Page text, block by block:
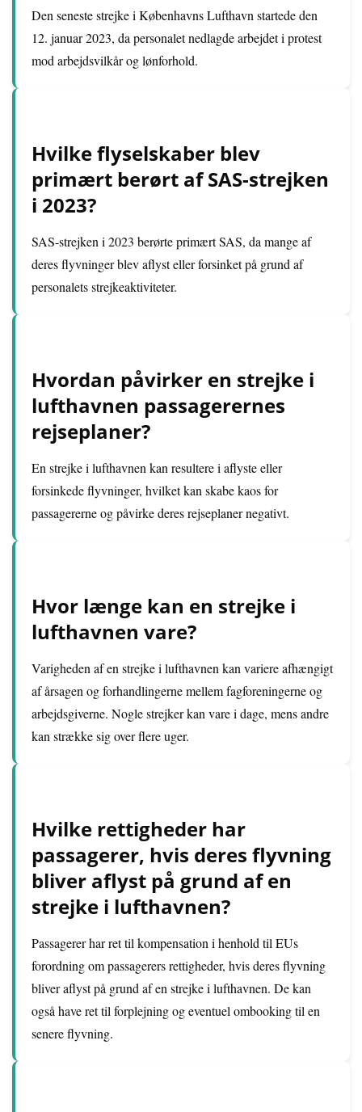
Den seneste strejke i Københavns Lufthavn startede den
12. januar 2023, da personalet nedlagde arbejdet i protest
mod arbejdsvilkår og lønforhold.
Hvilke flyselskaber blev
primært berørt af SAS-strejken
i 2023?
SAS-strejken i 2023 berørte primært SAS, da mange af
deres flyvninger blev aflyst eller forsinket på grund af
personalets strejkeaktiviteter.
Hvordan påvirker en strejke i
lufthavnen passagerernes
rejseplaner?
En strejke i lufthavnen kan resultere i aflyste eller
forsinkede flyvninger, hvilket kan skabe kaos for
passagererne og påvirke deres rejseplaner negativt.
Hvor længe kan en strejke i
lufthavnen vare?
Varigheden af en strejke i lufthavnen kan variere afhængigt
af årsagen og forhandlingerne mellem fagforeningerne og
arbejdsgiverne. Nogle strejker kan vare i dage, mens andre
kan strække sig over flere uger.
Hvilke rettigheder har
passagerer, hvis deres flyvning
bliver aflyst på grund af en
strejke i lufthavnen?
Passagerer har ret til kompensation i henhold til EUs
forordning om passagerers rettigheder, hvis deres flyvning
bliver aflyst på grund af en strejke i lufthavnen. De kan
også have ret til forplejning og eventuel ombooking til en
senere flyvning.